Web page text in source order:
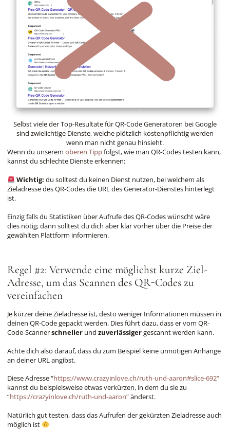
Selbst viele der Top-Resultate für QR-Code Generatoren bei Google
sind zwielichtige Dienste, welche plötzlich kostenpflichtig werden
wenn man nicht genau hinsieht.
Wenn du unseremoberen Tippfolgst, wie man QR-Codes testen kann,
kannst du schlechte Dienste erkennen:
Wichtig: du solltest du keinen Dienst nutzen, bei welchem als
Zieladresse des QR-Codes die URL des Generator-Dienstes hinterlegt
ist.
Einzig falls du Statistiken über Aufrufe des QR-Codes wünscht wäre
dies nötig; dann solltest du dich aber klar vorher über die Preise der
gewählten Plattform informieren.
Regel #2: Verwende eine möglichst kurze Ziel-
Adresse, um das Scannen des QR-Codes zu
vereinfachen
Je kürzer deine Zieladresse ist, desto weniger Informationen müssen in
deinen QR-Code gepackt werden. Dies führt dazu, dass er vom QR-
Code-Scannerschneller undzuverlässigergescannt werden kann.
Achte dich also darauf, dass du zum Beispiel keine unnötigen Anhänge
an deiner URL angibst.
Diese Adresse “https://www.crazyinlove.ch/ruth-und-aaron#slice-692”
kannst du beispielsweise etwas verkürzen, in dem du sie zu
“https://crazyinlove.ch/ruth-und-aaron”änderst.
Natürlich gut testen, dass das Aufrufen der gekürzten Zieladresse auch
möglich ist